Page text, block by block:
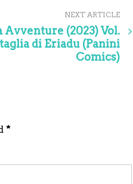
NEXT ARTICLE
Avventure (2023) Vol.
di Eriadu (Panini
Comics)
*